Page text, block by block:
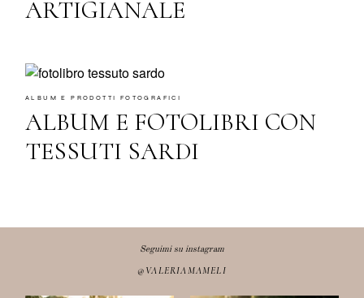
ARTIGIANALE
ALBUM E PRODOTTI FOTOGRAFICI
ALBUM E FOTOLIBRI CON
TESSUTI SARDI
Seguimi su instagram
@VALERIAMAMELI